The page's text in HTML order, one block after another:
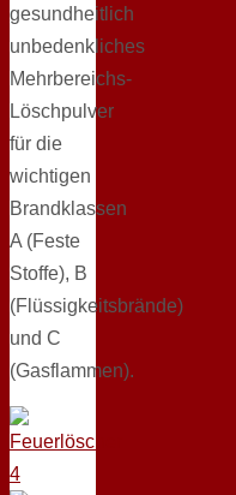
gesundheitlich
unbedenkliches
Mehrbereichs-
Löschpulver
für die
wichtigen
Brandklassen
A (Feste
Stoffe), B
(Flüssigkeitsbrände)
und C
(Gasflammen).